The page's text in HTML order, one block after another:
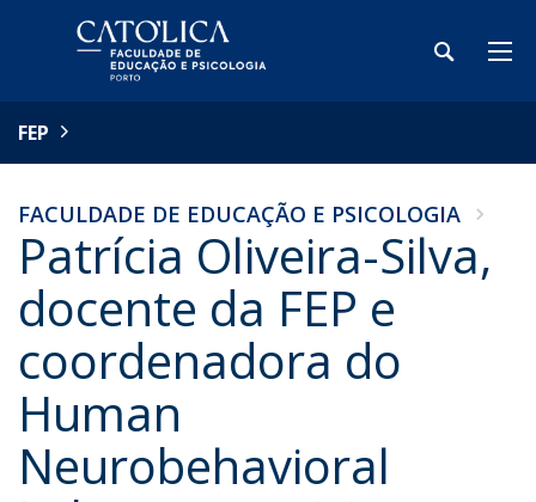
FEP
FACULDADE DE EDUCAÇÃO E PSICOLOGIA
Patrícia Oliveira-Silva,
docente da FEP e
coordenadora do
Human
Neurobehavioral